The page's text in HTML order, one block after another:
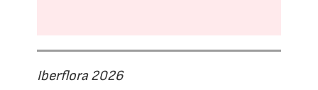
Iberflora 2026